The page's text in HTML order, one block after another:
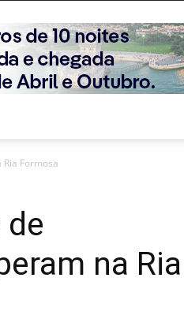
Formosa
na Ria